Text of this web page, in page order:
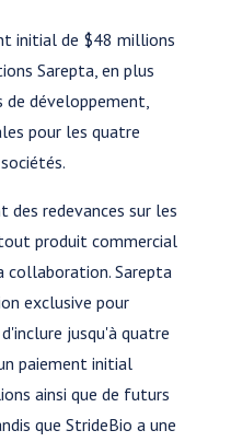
initial de $48 millions
Sarepta, en plus
développement,
pour les quatre
des redevances sur les
produit commercial
collaboration. Sarepta
exclusive pour
jusqu'à quatre
paiement initial
ainsi que de futurs
que StrideBio a une